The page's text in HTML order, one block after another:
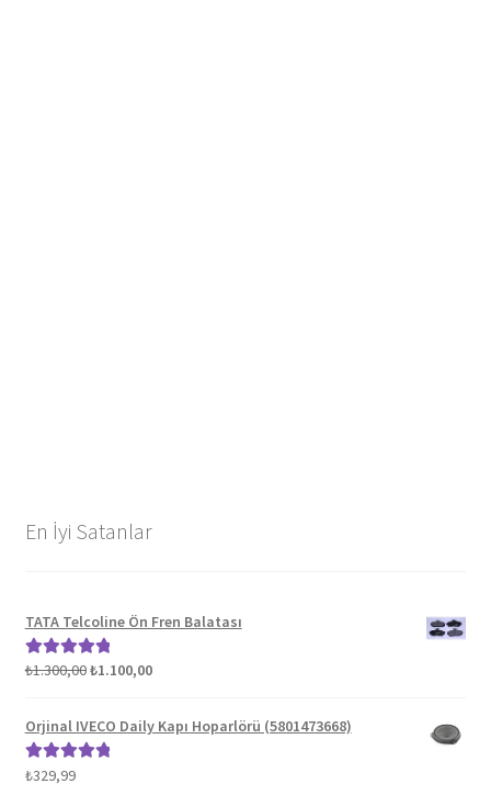
En İyi Satanlar
TATA Telcoline Ön Fren Balatası
5 üzerinden
₺1.300,00Orijinal
₺1.300,00.
₺1.100,00Şu
fiyat:
Orjinal IVECO Daily Kapı Hoparlörü (5801473668)
5 üzerinden
₺329,99